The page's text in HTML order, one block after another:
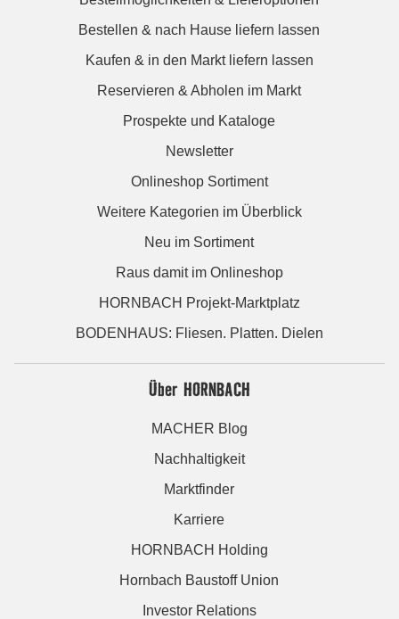
Bestellen & nach Hause liefern lassen
Kaufen & in den Markt liefern lassen
Reservieren & Abholen im Markt
Prospekte und Kataloge
Newsletter
Onlineshop Sortiment
Weitere Kategorien im Überblick
Neu im Sortiment
Raus damit im Onlineshop
HORNBACH Projekt-Marktplatz
BODENHAUS: Fliesen. Platten. Dielen
Über HORNBACH
MACHER Blog
Nachhaltigkeit
Marktfinder
Karriere
HORNBACH Holding
Hornbach Baustoff Union
Investor Relations